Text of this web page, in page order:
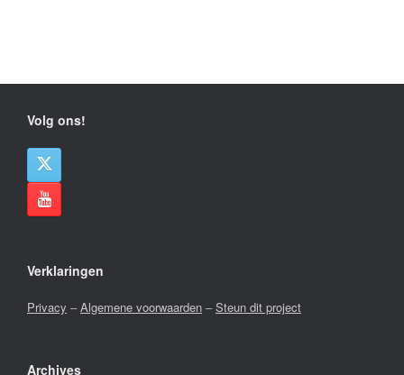
Volg ons!
Verklaringen
Privacy –Algemene voorwaarden –Steun dit project
Archives